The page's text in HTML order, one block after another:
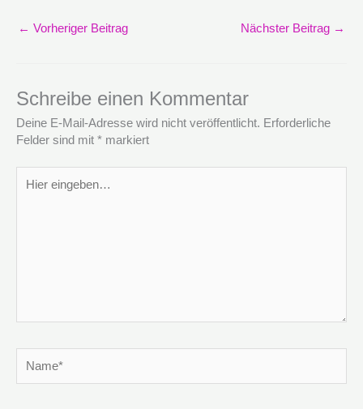
← Vorheriger Beitrag Nächster Beitrag →
Schreibe einen Kommentar
Deine E-Mail-Adresse wird nicht veröffentlicht. Erforderliche
Felder sind mit * markiert
eingeben…